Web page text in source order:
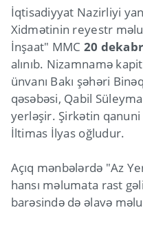
İqtisadiyyat Nazirliyi
Xidmətinin reyestr
İnşaat" MMC 20
alınıb. Nizamnamə
ünvanı Bakı şəhəri
qəsəbəsi, Qabil
yerləşir. Şirkətin
İltimas İlyas oğludur.
Açıq mənbələrdə "Az
hansı məlumata rast
barəsində də əlavə